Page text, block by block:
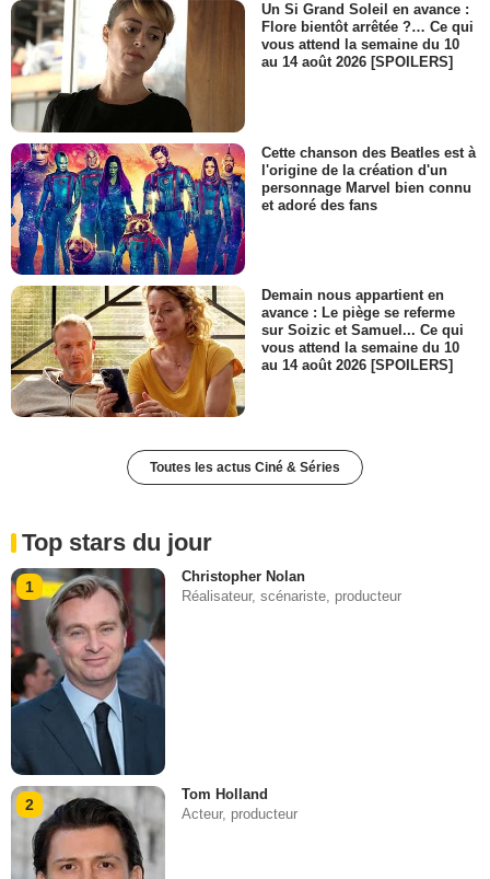
Un Si Grand Soleil en avance :
Flore bientôt arrêtée ?… Ce qui
vous attend la semaine du 10
au 14 août 2026 [SPOILERS]
Cette chanson des Beatles est à
l'origine de la création d'un
personnage Marvel bien connu
et adoré des fans
Demain nous appartient en
avance : Le piège se referme
sur Soizic et Samuel... Ce qui
vous attend la semaine du 10
au 14 août 2026 [SPOILERS]
Toutes les actus Ciné & Séries
Top stars du jour
1
Christopher Nolan
Réalisateur, scénariste, producteur
2
Tom Holland
Acteur, producteur